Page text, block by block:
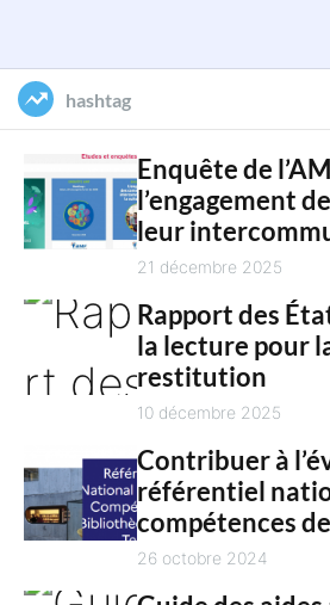
o
n
hashtag
Enquête de
l’engagement
leur
culture en 2025
21 décembre 2025
Rapport des
la lecture pour
restitution
10 décembre 2025
Contribuer à
référentiel
compétences
territoriales
26 octobre 2024